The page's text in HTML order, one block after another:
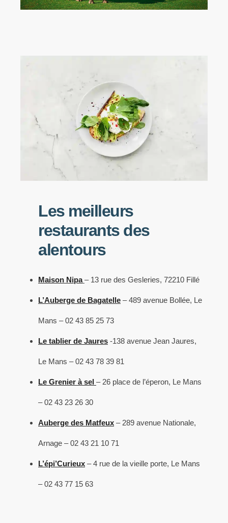
Les meilleurs
restaurants des
alentours
Maison Nipa – 13 rue des Gesleries, 72210 Fillé
L’Auberge de Bagatelle – 489 avenue Bollée, Le
Mans – 02 43 85 25 73
Le tablier de Jaures -138 avenue Jean Jaures,
Le Mans – 02 43 78 39 81
Le Grenier à sel – 26 place de l’éperon, Le Mans
– 02 43 23 26 30
Auberge des Matfeux – 289 avenue Nationale,
Arnage – 02 43 21 10 71
L’épi’Curieux – 4 rue de la vieille porte, Le Mans
– 02 43 77 15 63